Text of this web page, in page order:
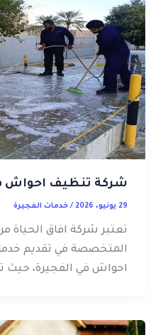
شركة تنظيف احواش
29 يونيو، 2026 /خدمات الفجيرة
تعتبر شركة افاق الحياة
المتخصصة في تقديم
احواش في الفجيرة، حيث